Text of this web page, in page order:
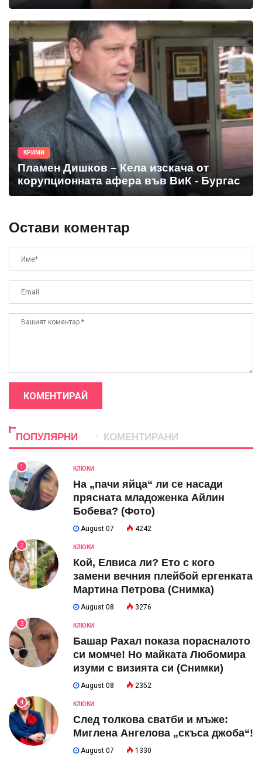
КРИМИ
Пламен Дишков – Кела изскача от
корупционната афера във ВиК - Бургас
Остави коментар
КОМЕНТИРАЙ
ПОПУЛЯРНИ КОМЕНТИРАНИ
1 КЛЮКИ
На „пачи яйца“ ли се насади
прясната младоженка Айлин
Бобева? (Фото)
August 07 4242
2 КЛЮКИ
Кой, Елвиса ли? Ето с кого
замени вечния плейбой ергенката
Мартина Петрова (Снимка)
August 08 3276
3 КЛЮКИ
Башар Рахал показа порасналото
си момче! Но майката Любомира
изуми с визията си (Снимки)
August 08 2352
4 КЛЮКИ
След толкова сватби и мъже:
Миглена Ангелова „скъса джоба“!
August 07 1330